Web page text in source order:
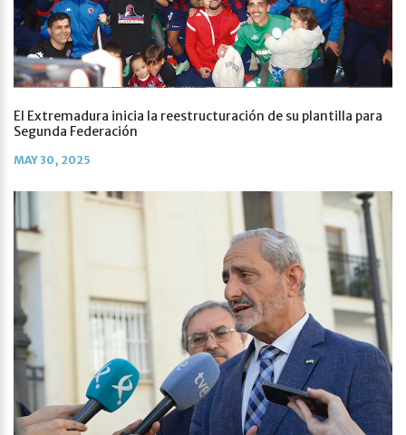
El Extremadura inicia la reestructuración de su plantilla para
Segunda Federación
MAY 30, 2025